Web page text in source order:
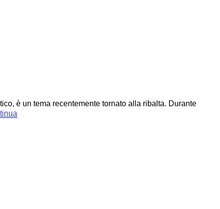
è un tema recentemente tornato alla ribalta. Durante